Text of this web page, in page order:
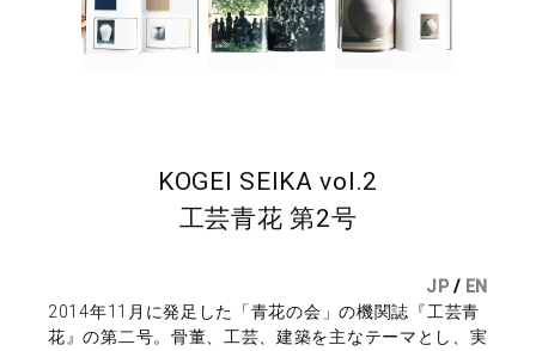
KOGEI SEIKA vol.2
工芸青花 第2号
JP / EN
2014年11月に発足した「青花の会」の機関誌『工芸青
花』の第二号。骨董、工芸、建築を主なテーマとし、実